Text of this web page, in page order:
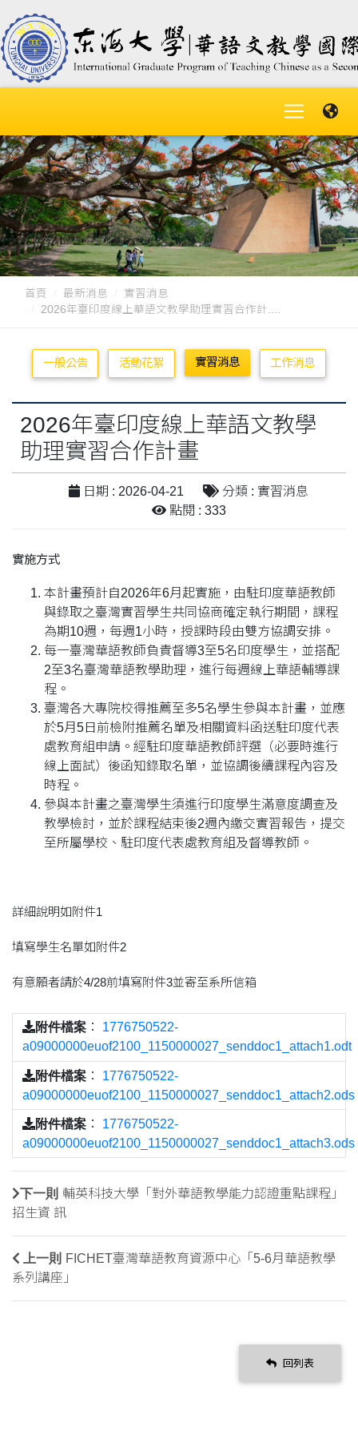
首頁 最新消息
實習消息
2026年臺印度線上華語文教學助理實習合作計....
一般公告 活動花絮 實習消息 工作消息
2026年臺印度線上華語文教學
助理實習合作計畫
日期 : 2026-04-21
分類 : 實習消息
點閱 : 333
實施方式
本計畫預計自2026年6月起實施，由駐印度華語教師
與錄取之臺灣實習學生共同協商確定執行期間，課程
為期10週，每週1小時，授課時段由雙方協調安排。
每一臺灣華語教師負責督導3至5名印度學生，並搭配
2至3名臺灣華語教學助理，進行每週線上華語輔導課
程。
臺灣各大專院校得推薦至多5名學生參與本計畫，並應
於5月5日前檢附推薦名單及相關資料函送駐印度代表
處教育組申請。經駐印度華語教師評選（必要時進行
線上面試）後函知錄取名單，並協調後續課程內容及
時程。
參與本計畫之臺灣學生須進行印度學生滿意度調查及
教學檢討，並於課程結束後2週內繳交實習報告，提交
至所屬學校、駐印度代表處教育組及督導教師。
詳細說明如附件1
填寫學生名單如附件2
有意願者請於4/28前填寫附件3並寄至系所信箱
附件檔案 ： 1776750522-
a09000000euof2100_1150000027_senddoc1_attach1.odt
附件檔案 ： 1776750522-
a09000000euof2100_1150000027_senddoc1_attach2.ods
附件檔案 ： 1776750522-
a09000000euof2100_1150000027_senddoc1_attach3.ods
下一則 輔英科技大學「對外華語教學能力認證重點課程」
招生資 訊
上一則
FICHET臺灣華語教育資源中心「5-6月華語教學
系列講座」
回列表